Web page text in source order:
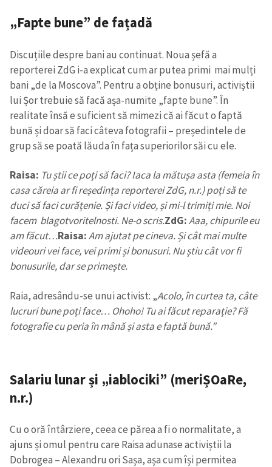
„Fapte bune” de fațadă
Discuțiile despre bani au continuat. Noua șefă a
reporterei ZdG i-a explicat cum ar putea primi mai mulți
bani „de la Moscova”. Pentru a obține bonusuri, activiștii
lui Șor trebuie să facă așa-numite „fapte bune”. În
realitate însă e suficient să mimezi că ai făcut o faptă
bună și doar să faci câteva fotografii – președintele de
grup să se poată lăuda în fața superiorilor săi cu ele.
Raisa: Tu știi ce poți să faci? Iaca la mătușa asta (femeia în
casa căreia ar fi reședința reporterei ZdG, n.r.) poți să te
duci să faci curățenie. Și faci video, și mi-l trimiți mie. Noi
facem blagotvoritelnosti. Ne-o scris.ZdG:Aaa, chipurile eu
am făcut…Raisa:Am ajutat pe cineva. Și cât mai multe
videouri vei face, vei primi și bonusuri. Nu știu cât vor fi
bonusurile, dar se primește.
Raia, adresându-se unui activist: „Acolo, în curtea ta, câte
lucruri bune poți face… Ohoho! Tu ai făcut reparație? Fă
fotografie cu peria în mână și asta e faptă bună.”
Salariu lunar și „iablociki” (meriȘOaRe,
n.r.)
Cu o oră întârziere, ceea ce părea a fi o normalitate, a
ajuns și omul pentru care Raisa adunase activiștii la
Dobrogea – Alexandru ori Sașa, așa cum își permitea